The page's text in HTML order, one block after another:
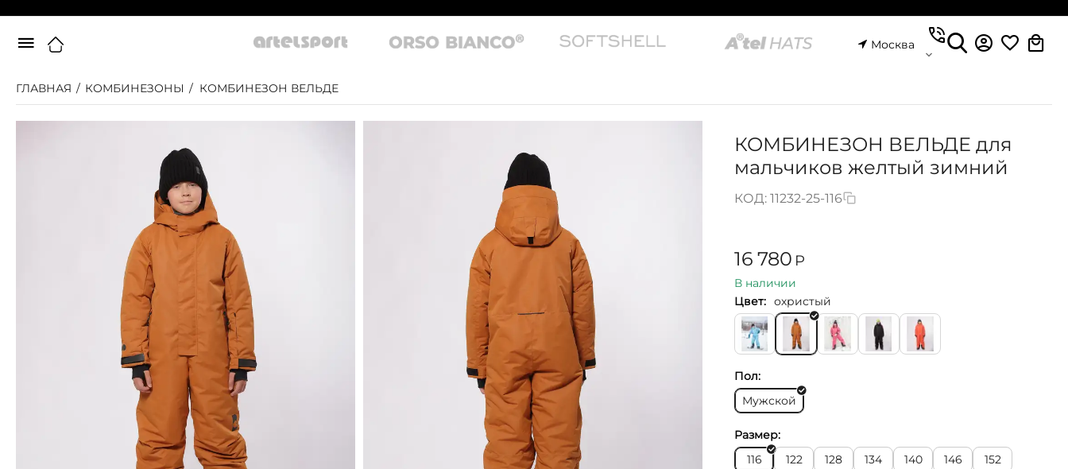
Москва
ГЛАВНАЯ / КОМБИНЕЗОНЫ / КОМБИНЕЗОН ВЕЛЬДЕ
КОМБИНЕЗОН ВЕЛЬДЕ для
мальчиков желтый зимний
КОД: 11232-25-116
16 780 Р
В наличии
Цвет: охристый
Пол:
Мужской
Размер:
116
122 128 134 140 146 152